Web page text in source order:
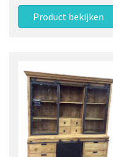
Product bekijken